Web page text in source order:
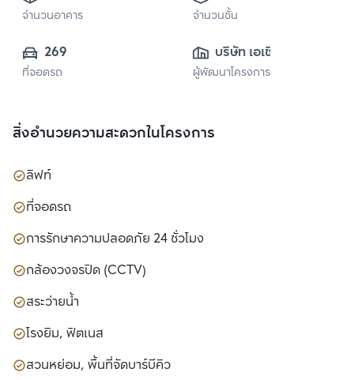
จำนวนอาคาร จำนวนชั้น
269
ที่จอดรถ
บริษัท เอเชี่ยน
พร็อพเพอร์ตี้
ผู้พัฒนาโครงการ
สิ่งอำนวยความสะดวกในโครงการ
ลิฟท์
ที่จอดรถ
การรักษาความปลอดภัย 24 ชั่วโมง
กล้องวงจรปิด (CCTV)
สระว่ายน้ำ
โรงยิม, ฟิตเนส
สวนหย่อม, พื้นที่จัดบาร์บีคิว